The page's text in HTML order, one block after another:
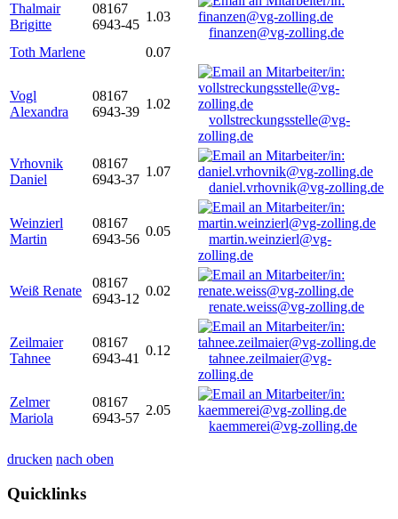
Thalmair
Brigitte
08167
6943-45
1.03
finanzen@vg-zolling.de
Toth Marlene
0.07
Vogl
Alexandra
08167
6943-39
1.02
vollstreckungsstelle@vg-
zolling.de
Vrhovnik
Daniel
08167
6943-37
1.07
daniel.vrhovnik@vg-zolling.de
Weinzierl
Martin
08167
6943-56
0.05
martin.weinzierl@vg-
zolling.de
Weiß Renate
08167
6943-12
0.02
renate.weiss@vg-zolling.de
Zeilmaier
Tahnee
08167
6943-41
0.12
tahnee.zeilmaier@vg-
zolling.de
Zelmer
Mariola
08167
6943-57
2.05
kaemmerei@vg-zolling.de
drucken nach oben
Quicklinks